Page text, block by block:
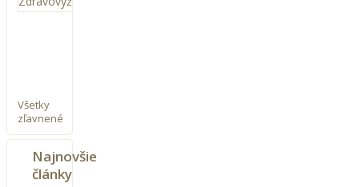
Všetky
zľavnené
Najnovšie
články